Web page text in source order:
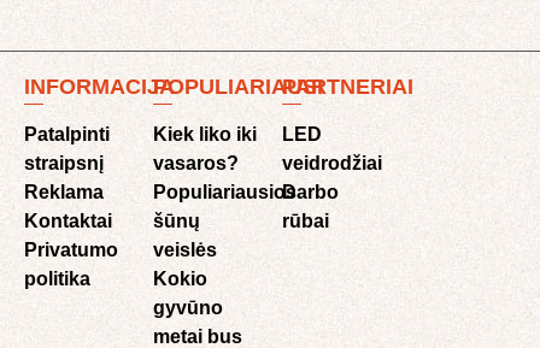
INFORMACIJA
Patalpinti
straipsnį
Reklama
Kontaktai
Privatumo
politika
POPULIARIAUSI
Kiek liko iki
vasaros?
Populiariausios
šūnų
veislės
Kokio
gyvūno
metai bus
PARTNERIAI
LED
veidrodžiai
Darbo
rūbai